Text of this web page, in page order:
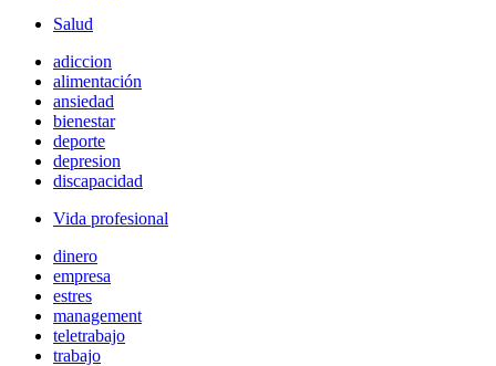
Salud
adiccion
alimentación
ansiedad
bienestar
deporte
depresion
discapacidad
Vida profesional
dinero
empresa
estres
management
teletrabajo
trabajo